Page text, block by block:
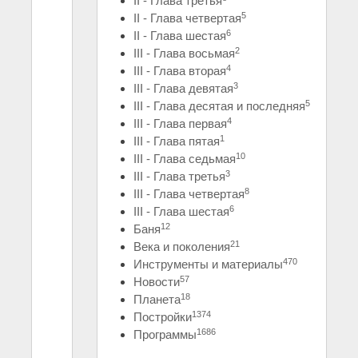
II - Глава четвертая5
II - Глава шестая6
III - Глава восьмая2
III - Глава вторая4
III - Глава девятая3
III - Глава десятая и последняя5
III - Глава первая4
III - Глава пятая1
III - Глава седьмая10
III - Глава третья3
III - Глава четвертая8
III - Глава шестая6
Баня12
Века и поколения21
Инструменты и материалы470
Новости57
Планета18
Постройки1374
Программы1686